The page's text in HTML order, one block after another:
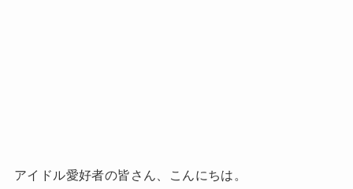
アイドル愛好者の皆さん、こんにちは。